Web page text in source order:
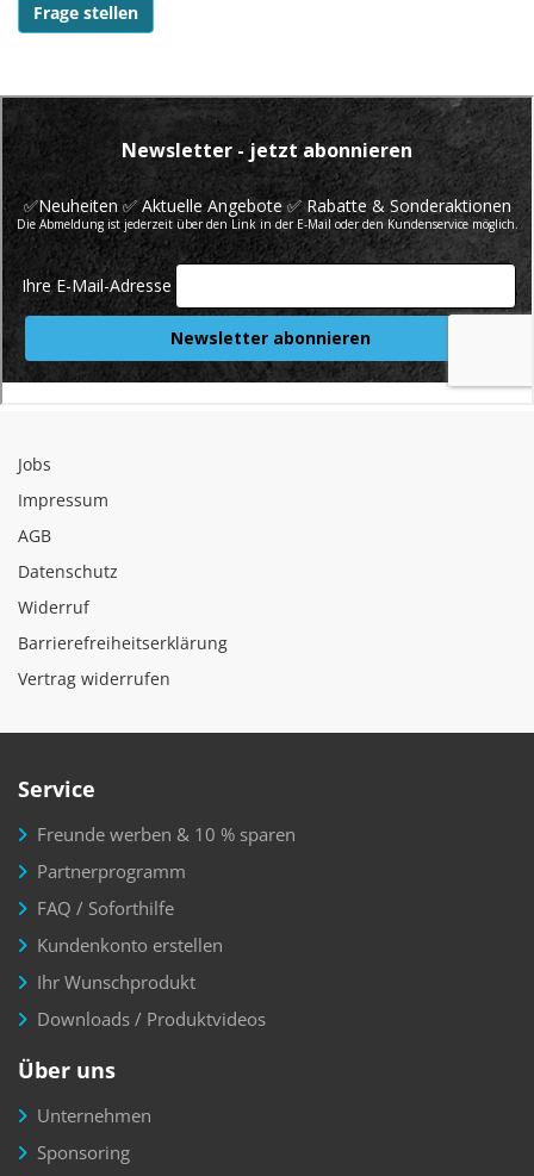
Frage stellen
Jobs
Impressum
AGB
Datenschutz
Widerruf
Barrierefreiheitserklärung
Vertrag widerrufen
Service
Freunde werben & 10 % sparen
Partnerprogramm
FAQ / Soforthilfe
Kundenkonto erstellen
Ihr Wunschprodukt
Downloads / Produktvideos
Über uns
Unternehmen
Sponsoring